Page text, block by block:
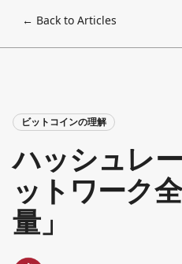
← Back to Articles
ビットコインの理解
ハッシュレ
ットワーク
量」